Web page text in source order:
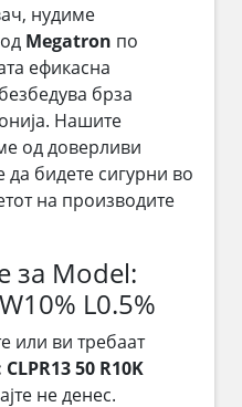
нудиме
Megatron по
ефикасна
брза
Нашите
од доверливи
бидете сигурни во
на производите
за Model:
L0.5%
или ви требаат
50 R10K
не денес.